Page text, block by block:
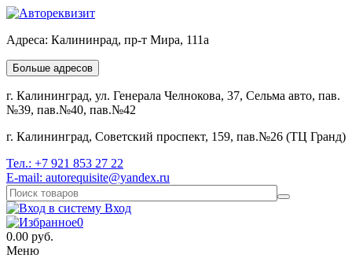
Адреса: Калининрад, пр-т Мира, 111а
Больше адресов
г. Калининград, ул. Генерала Челнокова, 37, Сельма авто, пав.
№39, пав.№40, пав.№42
г. Калининград, Советский проспект, 159, пав.№26 (ТЦ Гранд)
Тел.: +7 921 853 27 22
E-mail: autorequisite@yandex.ru
Вход
0
0.00 руб.
Меню